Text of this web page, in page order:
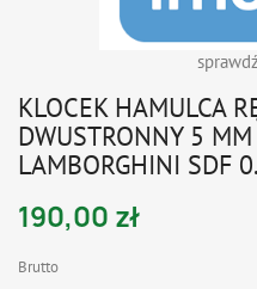
KLOCEK HAMULCA
DWUSTRONNY 5
LAMBORGHINI SDF
190,00 zł
Brutto